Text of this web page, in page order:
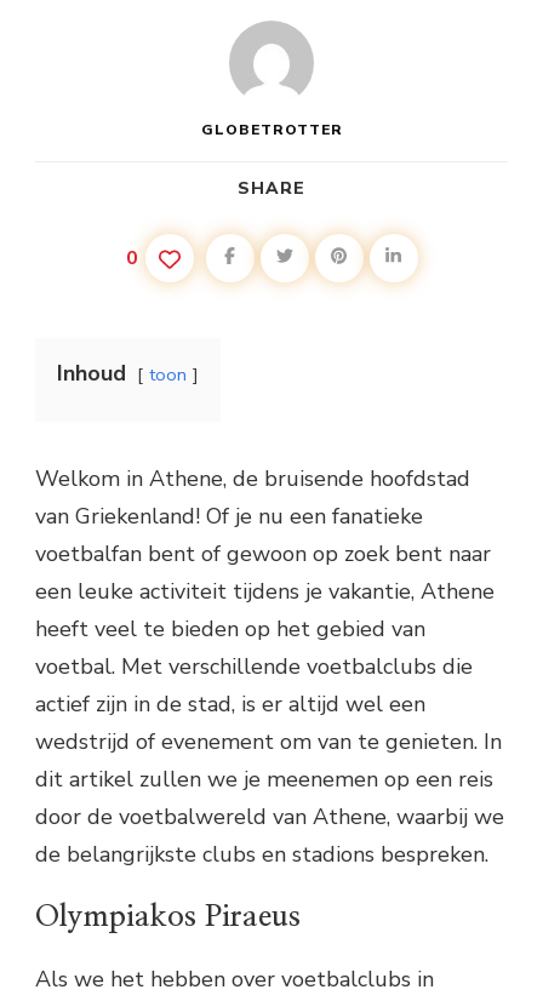
GLOBETROTTER
SHARE
0
Inhoud toon
Welkom in Athene, de bruisende hoofdstad
van Griekenland! Of je nu een fanatieke
voetbalfan bent of gewoon op zoek bent naar
een leuke activiteit tijdens je vakantie, Athene
heeft veel te bieden op het gebied van
voetbal. Met verschillende voetbalclubs die
actief zijn in de stad, is er altijd wel een
wedstrijd of evenement om van te genieten. In
dit artikel zullen we je meenemen op een reis
door de voetbalwereld van Athene, waarbij we
de belangrijkste clubs en stadions bespreken.
Olympiakos Piraeus
Als we het hebben over voetbalclubs in